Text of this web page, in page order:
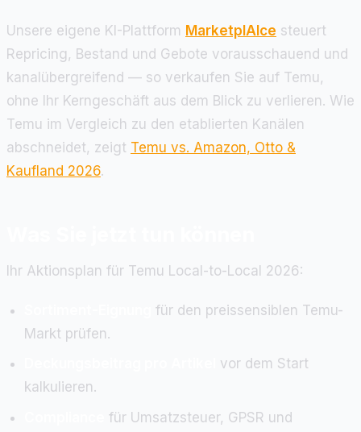
Unsere eigene KI-Plattform MarketplAIce steuert
Repricing, Bestand und Gebote vorausschauend und
kanalübergreifend — so verkaufen Sie auf Temu,
ohne Ihr Kerngeschäft aus dem Blick zu verlieren. Wie
Temu im Vergleich zu den etablierten Kanälen
abschneidet, zeigt Temu vs. Amazon, Otto &
Kaufland 2026.
Ihr Aktionsplan für Temu Local-to-Local 2026:
für den preissensiblen Temu-
Markt prüfen.
vor dem Start
kalkulieren.
für Umsatzsteuer, GPSR und